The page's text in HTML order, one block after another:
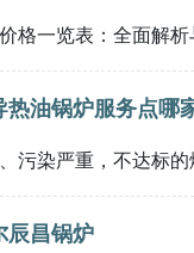
格一览表：全面解
热油锅炉服务点哪
污染严重，不达标
辰昌锅炉